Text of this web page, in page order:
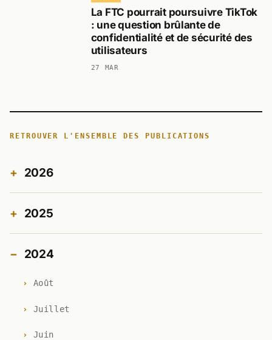
La FTC pourrait poursuivre TikTok
: une question brûlante de
confidentialité et de sécurité des
utilisateurs
27 MAR
RETROUVER L'ENSEMBLE DES PUBLICATIONS
2026
2025
2024
Août
Juillet
Juin